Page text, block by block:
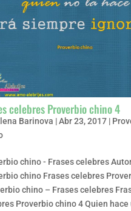
celebres Proverbio chino 4
Barinova |Abr 23, 2017|
chino - Frases celebres
chino Frases celebres
chino – Frases celebres
Proverbio chino 4 Quien hace